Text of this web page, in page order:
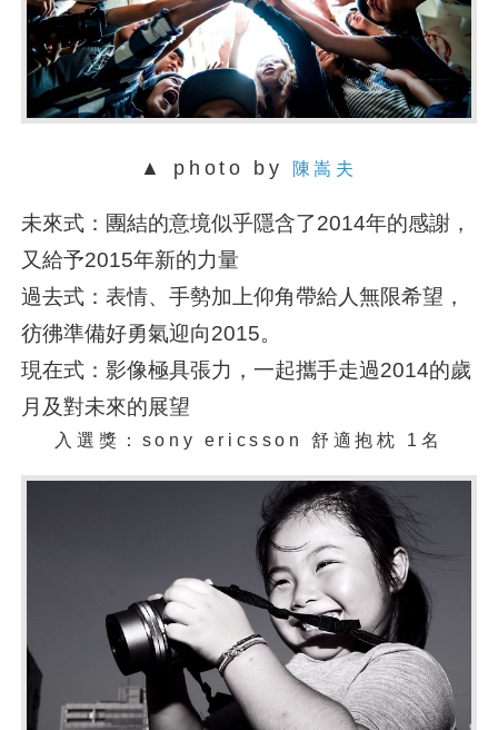
▲ photo by 陳嵩夫
未來式：團結的意境似乎隱含了2014年的感謝，
又給予2015年新的力量
過去式：表情、手勢加上仰角帶給人無限希望，
彷彿準備好勇氣迎向2015。
現在式：影像極具張力，一起攜手走過2014的歲
月及對未來的展望
入選獎： sony ericsson 舒適抱枕 1名